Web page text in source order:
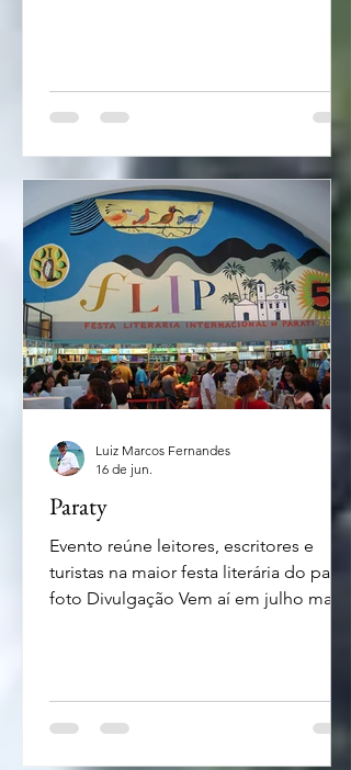
é bom saber que a organização do 41°
Natal Luz de Gramado deu início nesta
espetáculos. Além dos tradicionais
“Nativitaten” e “O Grande Desfile de
Natal”, a próxima edição terá a estreia
dos espetáculos “O Br
Paraty
Evento reúne leitores, escritores e
turistas na maior festa literária do país -
foto Divulgação Vem aí em julho mais
26 de julho. A homenageada deste
ano será a escritora Orides Fontela
Luiz Marcos Fernandes
16 de jun.